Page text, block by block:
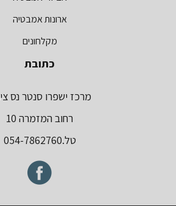
ארונות אמבטיה
מקלחונים
כתובת
מרכז ישפרו סנטר נס
רחוב המזמרה 10
טל.054-7862760